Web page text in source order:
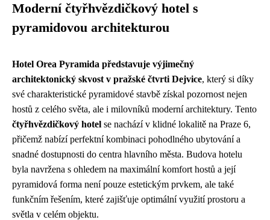
Moderní čtyřhvězdičkový hotel s
pyramidovou architekturou
Hotel Orea Pyramida představuje výjimečný
architektonický skvost v pražské čtvrti Dejvice, který si díky
své charakteristické pyramidové stavbě získal pozornost nejen
hostů z celého světa, ale i milovníků moderní architektury. Tento
čtyřhvězdičkový hotel se nachází v klidné lokalitě na Praze 6,
přičemž nabízí perfektní kombinaci pohodlného ubytování a
snadné dostupnosti do centra hlavního města. Budova hotelu
byla navržena s ohledem na maximální komfort hostů a její
pyramidová forma není pouze estetickým prvkem, ale také
funkčním řešením, které zajišťuje optimální využití prostoru a
světla v celém objektu.